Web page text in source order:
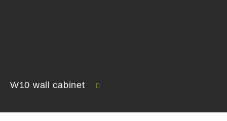
W10 wall cabinet